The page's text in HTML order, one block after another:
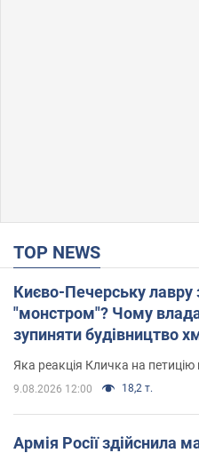
TOP NEWS
Києво-Печерську
"монстром"? Чому
зупиняти будівництво
вірянина"
Яка реакція Кличка на
9.08.2026 12:00 18,2 т.
Армія Росії здійснила